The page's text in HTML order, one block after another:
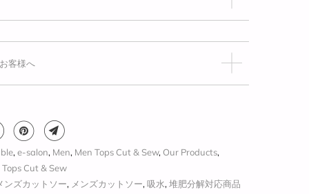
客様へ
,e-salon, Men, Men Tops Cut & Sew, Our Products,
Cut & Sew
ンズカットソー, メンズカットソー,吸水,堆肥分解対応商品